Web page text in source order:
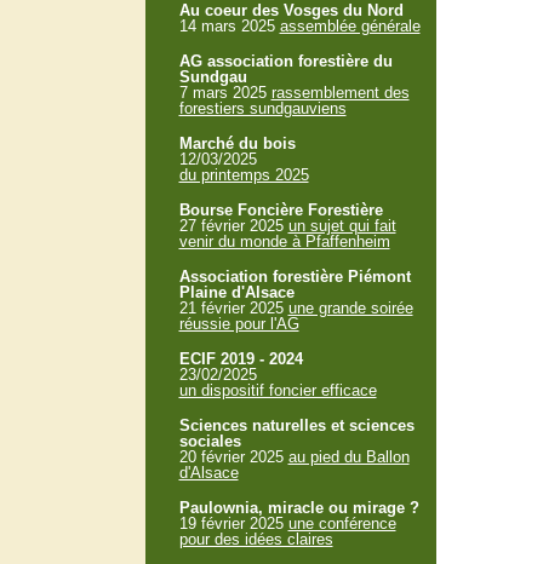
Au coeur des Vosges du Nord
14 mars 2025 assemblée générale
AG association forestière du
Sundgau
7 mars 2025 rassemblement des
forestiers sundgauviens
Marché du bois
12/03/2025
du printemps 2025
Bourse Foncière Forestière
27 février 2025 un sujet qui fait
venir du monde à Pfaffenheim
Association forestière Piémont
Plaine d'Alsace
21 février 2025 une grande soirée
réussie pour l'AG
ECIF 2019 - 2024
23/02/2025
un dispositif foncier efficace
Sciences naturelles et sciences
sociales
20 février 2025 au pied du Ballon
d'Alsace
Paulownia, miracle ou mirage ?
19 février 2025 une conférence
pour des idées claires